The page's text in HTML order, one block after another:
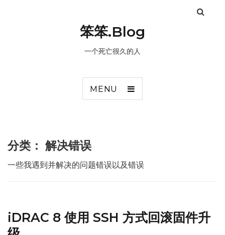
笨笨.Blog
一个死亡很久的人
MENU
分类： 解决错误
一些我遇到并解决的问题错误以及错误
iDRAC 8 使用 SSH 方式回滚固件升